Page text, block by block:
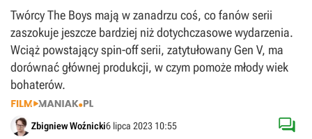
Twórcy The Boys mają w zanadrzu coś, co fanów serii
zaszokuje jeszcze bardziej niż dotychczasowe wydarzenia.
Wciąż powstający spin-off serii, zatytułowany Gen V, ma
dorównać głównej produkcji, w czym pomoże młody wiek
bohaterów.
Zbigniew Woźnicki6 lipca 2023 10:55 